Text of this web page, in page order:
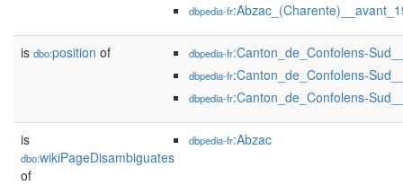
dbpedia-fr
is dbo:position of dbpedia-fr:Canton_de_Confolens-
dbpedia-fr:Canton_de_Confolens-
dbpedia-fr:Canton_de_Confolens-
is
dbo:wikiPageDisambiguates
of
dbpedia-fr:Abzac